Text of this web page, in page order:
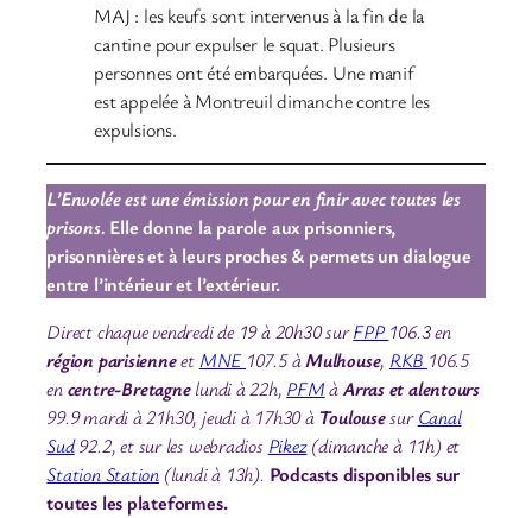
MAJ : les keufs sont intervenus à la fin de la
cantine pour expulser le squat. Plusieurs
personnes ont été embarquées. Une manif
est appelée à Montreuil dimanche contre les
expulsions.
L’Envolée est une émission pour en finir avec toutes les
prisons. Elle donne la parole aux prisonniers,
prisonnières et à leurs proches & permets un dialogue
entre l’intérieur et l’extérieur.
Direct chaque vendredi de 19 à 20h30 surFPP106.3 en
région parisienneet MNE 107.5 àMulhouse, RKB 106.5
encentre-Bretagnelundi à 22h, PFMàArras et alentours
99.9 mardi à 21h30, jeudi à 17h30 àToulousesurCanal
Sud92.2,et sur les webradios Pikez(dimanche à 11h) et
Station Station (lundi à 13h). Podcasts disponibles sur
toutes les plateformes.